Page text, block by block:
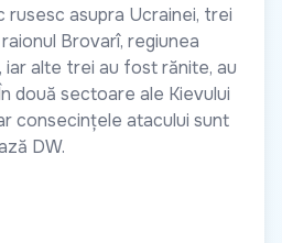
rusesc asupra Ucrainei, trei
Brovarî, regiunea
iar alte trei au fost rănite, au
două sectoare ale Kievului
consecințele atacului sunt
DW.